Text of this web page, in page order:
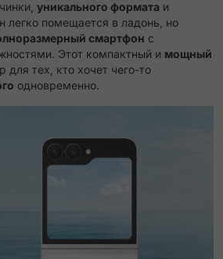
уникального формата и
легко помещается в ладонь, но
смартфон с
Этот компактный и мощный
тех, кто хочет чего-то
одновременно.